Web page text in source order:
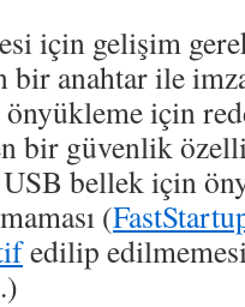
için gelişim
bir anahtar ile
önyükleme için
bir güvenlik
bellek için
(
edilip